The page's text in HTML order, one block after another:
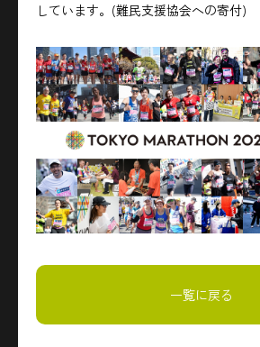
しています。(難民支援協会への寄付)
一覧に戻る